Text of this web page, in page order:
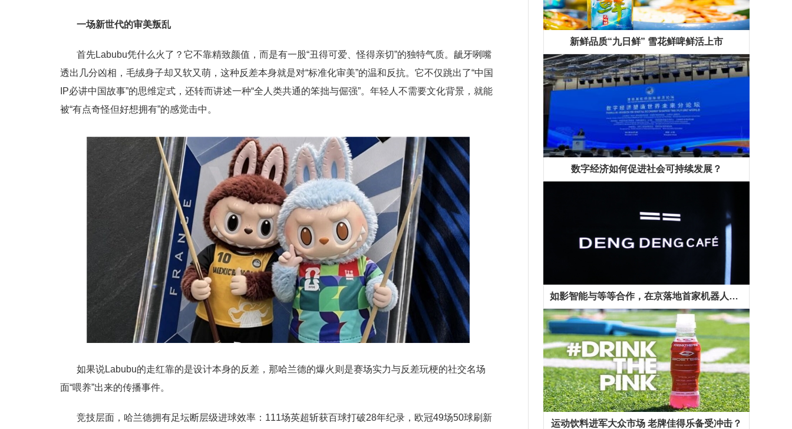
一场新世代的审美叛乱
首先Labubu凭什么火了？它不靠精致颜值，而是有一股“丑得可爱、怪得亲切”的独特气质。龇牙咧嘴
透出几分凶相，毛绒身子却又软又萌，这种反差本身就是对“标准化审美”的温和反抗。它不仅跳出了“中国
IP必讲中国故事”的思维定式，还转而讲述一种“全人类共通的笨拙与倔强”。年轻人不需要文化背景，就能
被“有点奇怪但好想拥有”的感觉击中。
如果说Labubu的走红靠的是设计本身的反差，那哈兰德的爆火则是赛场实力与反差玩梗的社交名场
面“喂养”出来的传播事件。
竞技层面，哈兰德拥有足坛断层级进球效率：111场英超斩获百球打破28年纪录，欧冠49场50球刷新
新鲜品质“九日鲜” 雪花鲜啤鲜活上市
数字经济如何促进社会可持续发展？
如影智能与等等合作，在京落地首家机器人咖啡馆
运动饮料进军大众市场 老牌佳得乐备受冲击？